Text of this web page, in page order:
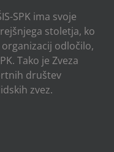
SPK ima svoje
stoletja, ko
odločilo,
Tako je Zveza
društev
zvez.